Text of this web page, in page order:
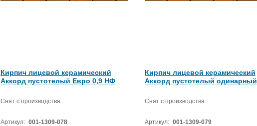
Кирпич лицевой керамический
Аккорд пустотелый Евро 0,9 НФ
Снят с производства
Артикул: 001-1309-078
Кирпич лицевой керамический
Аккорд пустотелый одинарный
Снят с производства
Артикул: 001-1309-079